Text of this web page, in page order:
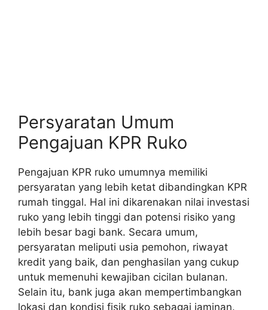
Persyaratan Umum
Pengajuan KPR Ruko
Pengajuan KPR ruko umumnya memiliki
persyaratan yang lebih ketat dibandingkan KPR
rumah tinggal. Hal ini dikarenakan nilai investasi
ruko yang lebih tinggi dan potensi risiko yang
lebih besar bagi bank. Secara umum,
persyaratan meliputi usia pemohon, riwayat
kredit yang baik, dan penghasilan yang cukup
untuk memenuhi kewajiban cicilan bulanan.
Selain itu, bank juga akan mempertimbangkan
lokasi dan kondisi fisik ruko sebagai jaminan.